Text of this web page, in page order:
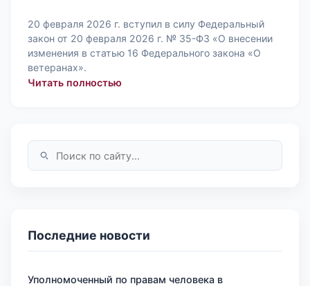
20 февраля 2026 г. вступил в силу Федеральный
закон от 20 февраля 2026 г. № 35-ФЗ «О внесении
изменения в статью 16 Федерального закона «О
ветеранах».
Читать полностью:
Последние новости
Уполномоченный по правам человека в